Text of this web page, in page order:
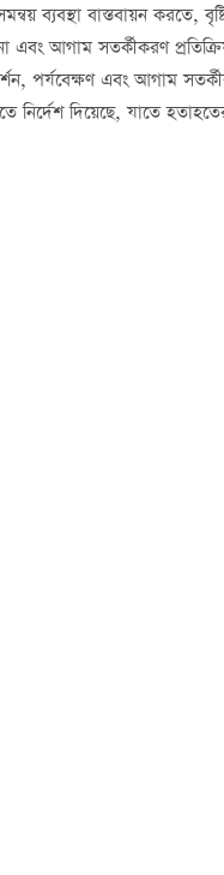
ব্যবস্থা বাস্তবায়ন করতে,
এবং আগাম সতর্কীকরণ
পর্যবেক্ষণ এবং আগাম
নির্দেশ দিয়েছে, যাতে